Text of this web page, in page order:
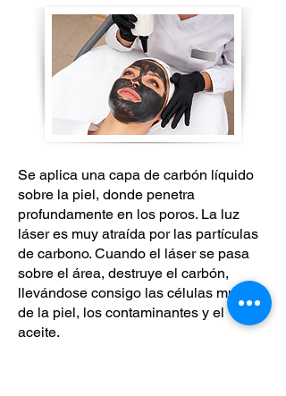
Se aplica una capa de carbón líquido
sobre la piel, donde penetra
profundamente en los poros. La luz
láser es muy atraída por las partículas
de carbono. Cuando el láser se pasa
sobre el área, destruye el carbón,
llevándose consigo las células muertas
de la piel, los contaminantes y el
aceite.